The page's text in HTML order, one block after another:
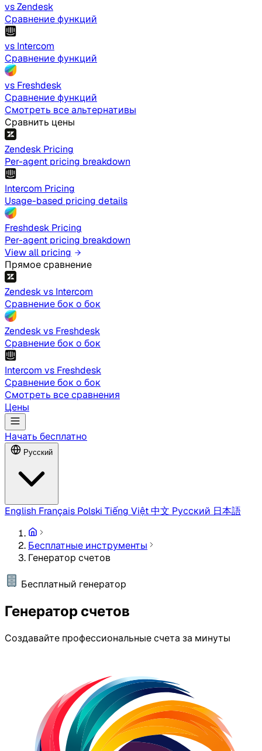
vs Zendesk
Сравнение функций
vs Intercom
Сравнение функций
vs Freshdesk
Сравнение функций
Смотреть все альтернативы
Сравнить цены
Zendesk Pricing
Per-agent pricing breakdown
Intercom Pricing
Usage-based pricing details
Freshdesk Pricing
Per-agent pricing breakdown
View all pricing
Прямое сравнение
Zendesk vs Intercom
Сравнение бок о бок
Zendesk vs Freshdesk
Сравнение бок о бок
Intercom vs Freshdesk
Сравнение бок о бок
Смотреть все сравнения
Цены
Начать бесплатно
Русский
English Français Polski Tiếng Việt中文 Русский 日本語
Бесплатные инструменты
Генератор счетов
Бесплатный генератор
Генератор счетов
Создавайте профессиональные счета за минуты